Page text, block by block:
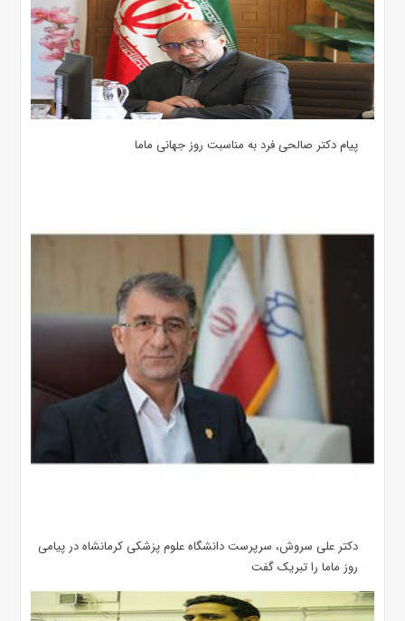
پیام دکتر صالحی فرد به مناسبت روز جهانی ماما
دکتر علی سروش، سرپرست دانشگاه علوم پزشکی کرمانشاه در پیامی
روز ماما را تبریک گفت